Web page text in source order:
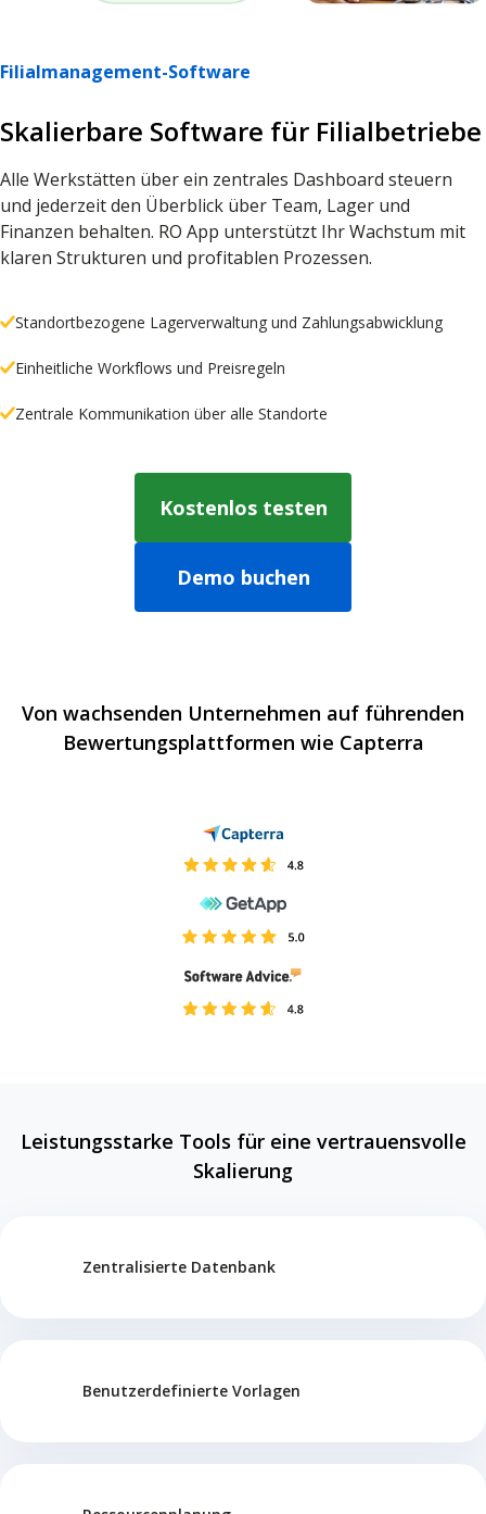
Filialmanagement-Software
Skalierbare Software für Filialbetriebe
Alle Werkstätten über ein zentrales Dashboard steuern
und jederzeit den Überblick über Team, Lager und
Finanzen behalten. RO App unterstützt Ihr Wachstum mit
klaren Strukturen und profitablen Prozessen.
Standortbezogene Lagerverwaltung und Zahlungsabwicklung
Einheitliche Workflows und Preisregeln
Zentrale Kommunikation über alle Standorte
Kostenlos testen
Demo buchen
Von wachsenden Unternehmen auf führenden
Bewertungsplattformen wie Capterra
Leistungsstarke Tools für eine vertrauensvolle
Skalierung
Zentralisierte Datenbank
Benutzerdefinierte Vorlagen